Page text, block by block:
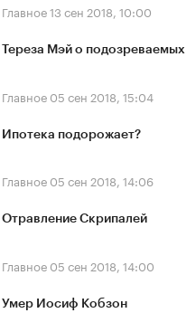
Главное13 сен 2018, 10:00
Тереза Мэй о подозреваемых
Главное 05 сен 2018, 15:04
Ипотека подорожает?
Главное 05 сен 2018, 14:06
Отравление Скрипалей
Главное 05 сен 2018, 14:00
Умер Иосиф Кобзон